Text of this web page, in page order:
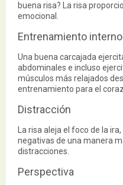
buena risa? La risa
emocional.
Entrenamiento interno
Una buena carcajada
abdominales e incluso
músculos más relajados
entrenamiento para el
Distracción
La risa aleja el foco de la
negativas de una manera
distracciones.
Perspectiva